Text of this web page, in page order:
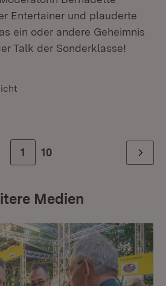
Entertainer und plauderte
ein oder andere Geheimnis
Talk der Sonderklasse!
Zur Seite
1 Zur letzten Seite
10 Weiter
Medien